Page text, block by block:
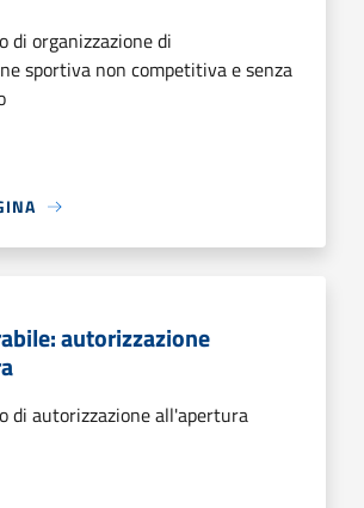
di organizzazione di
sportiva non competitiva e senza
autorizzazione
di autorizzazione all'apertura